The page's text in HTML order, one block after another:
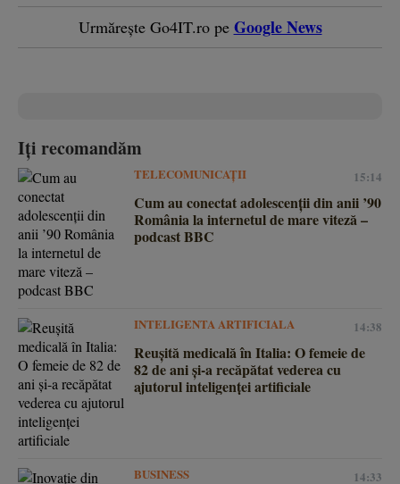
Urmărește Go4IT.ro pe Google News
Iți recomandăm
TELECOMUNICAȚII 15:14
Cum au conectat adolescenții din anii ’90
România la internetul de mare viteză –
podcast BBC
INTELIGENTA ARTIFICIALA 14:38
Reușită medicală în Italia: O femeie de
82 de ani și-a recăpătat vederea cu
ajutorul inteligenței artificiale
BUSINESS 14:33